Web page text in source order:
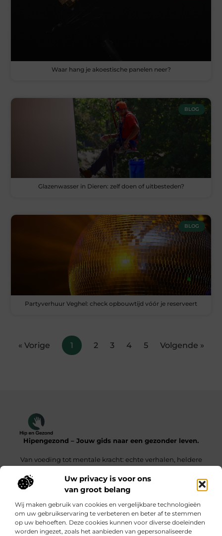
Uw privacy is voor ons
van groot belang
Wij maken gebruik van cookies en vergelijkbare technologieën
om uw gebruikservaring te verbeteren en beter af te stemmen
op uw behoeften. Deze cookies kunnen voor diverse doeleinden
worden ingezet, zoals het aanbieden van gepersonaliseerde
Waar hang je akoestische panelen neer?
BLOG
Glazenwasser in Dieren: zelf doen of uitbesteden?
BLOG
Partyverhuur Veghel: check opbouwtijd vóór je reserveert
« Vorige 1 2 3 4 5 Volgende »
Hipengezond – Jouw gids naar een gezonder leven.
Van voeding tot mentale kracht: echte verhalen, heldere
Onze informatie
Bericht categorie